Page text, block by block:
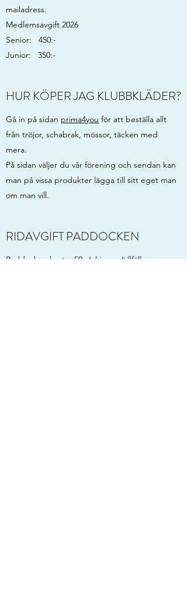
mailadress.
Medlemsavgift 2026
Senior: 450:-
Junior: 350:-
HUR KÖPER JAG KLUBBKLÄDER?
Gå in på sidan prima4you för att beställa allt
från tröjor, schabrak, mössor, täcken med
mera.
På sidan väljer du vår förening och sendan kan
man på vissa produkter lägga till sitt eget man
om man vill.
RIDAVGIFT PADDOCKEN
Paddocken kostar 50:-/ekipage/tillfälle